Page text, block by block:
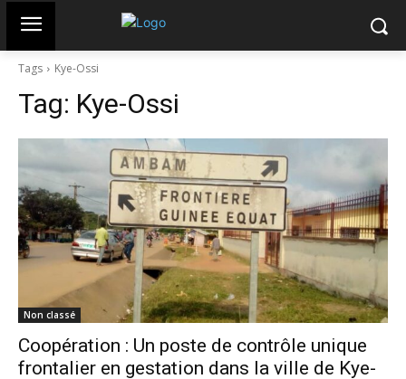
Tags Kye-Ossi
Tag: Kye-Ossi
Non classé
Coopération : Un poste de contrôle unique
frontalier en gestation dans la ville de Kye-